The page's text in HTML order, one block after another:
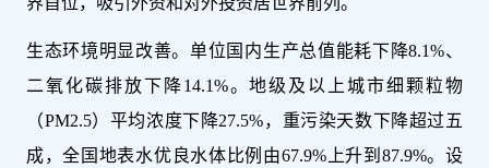
生态环境明显改善。单位国内生产总值能耗下降8.1%、
二氧化碳排放下降14.1%。地级及以上城市细颗粒物
（PM2.5）平均浓度下降27.5%，重污染天数下降超过五
成，全国地表水优良水体比例由67.9%上升到87.9%。设